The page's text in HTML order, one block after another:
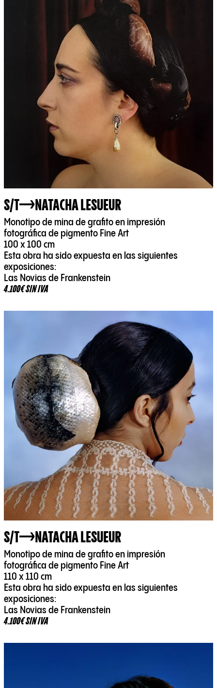
S/T NATACHA LESUEUR
Monotipo de mina de grafito en impresión
fotográfica de pigmento Fine Art
100 x 100 cm
Esta obra ha sido expuesta en las siguientes
exposiciones:
Las Novias de Frankenstein
4.100€ SIN IVA
S/T NATACHA LESUEUR
Monotipo de mina de grafito en impresión
fotográfica de pigmento Fine Art
110 x 110 cm
Esta obra ha sido expuesta en las siguientes
exposiciones:
Las Novias de Frankenstein
4.100€ SIN IVA